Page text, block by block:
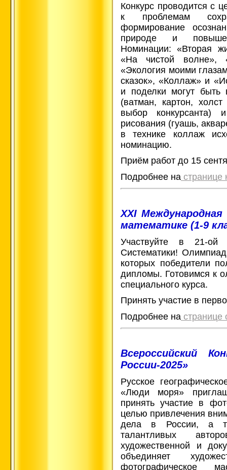
Конкурс проводится с
к проблемам
формирование
природе и
Номинации: «Вторая
«На чистой волне»,
«Экология моими
сказок», «Коллаж» и
и поделки могут
(ватман, картон,
выбор
рисования (гуашь,
в технике коллаж
номинацию.
Приём работ до 15
Подробнее на странице
XXI
математике (1-9
Участвуйте в 21-ой
Систематики!
которых победители
дипломы. Готовимся к
специального курса.
Принять участие в
Подробнее на
Всероссийский
России-2025»
Русское
«Люди моря»
принять участие в
целью привлечения
дела в России, а
талантливых
художественной и
объединяет
фотографическое